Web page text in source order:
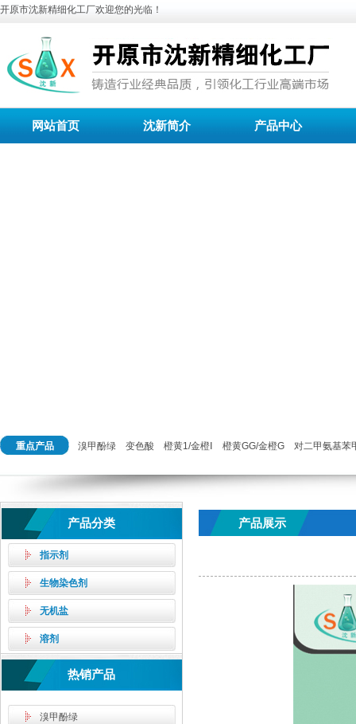
开原市沈新精细化工厂欢迎您的光临！
网站首页 沈新简介 产品中心
重点产品 溴甲酚绿 变色酸 橙黄1/金橙Ⅰ 橙黄GG/金橙G 对二甲氨基苯
产品分类
指示剂
生物染色剂
无机盐
溶剂
热销产品
溴甲酚绿
产品展示